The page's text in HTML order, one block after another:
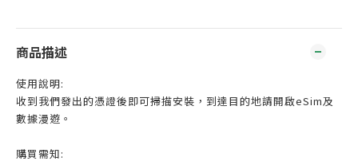
商品描述
使用說明:
收到我們發出的憑證後即可掃描安裝，到達目的地請開啟eSim及
數據漫遊。
購買需知: